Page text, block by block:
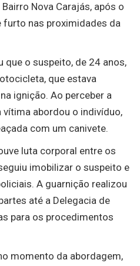
Nova Carajás, após o
furto nas proximidades da
que o suspeito, de 24 anos,
que estava
ignição. Ao perceber a
abordou o indivíduo,
com um canivete.
luta corporal entre os
imobilizar o suspeito e
A guarnição realizou
até a Delegacia de
para os procedimentos
momento da abordagem,